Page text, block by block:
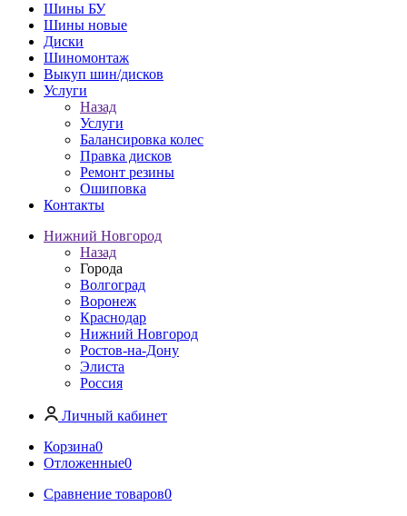
Шины БУ
Шины новые
Диски
Шиномонтаж
Выкуп шин/дисков
Услуги
Назад
Услуги
Балансировка колес
Правка дисков
Ремонт резины
Ошиповка
Контакты
Нижний Новгород
Назад
Города
Волгоград
Воронеж
Краснодар
Нижний Новгород
Ростов-на-Дону
Элиста
Россия
Личный кабинет
Корзина0
Отложенные0
Сравнение товаров0